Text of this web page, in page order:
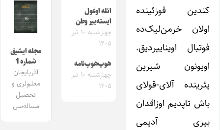
کندین قوزئینده
اولان خرمن‌لیک‌ده
فوتبال اویناییردیق.
اویونون شیرین
یئرینده آلای-قولای
باش تاپدیم اوزاقدان
بیری آدیمی
ائله اوغول
ایسته‌ییر وطن
چهارشنبه ۱۰ تیر
۱۴۰۵
هوپ‌هوپ‌نامه
چهارشنبه ۱۰ تیر
۱۴۰۵
مجله ایشیق
شماره 1
آذربایجان
معلم‌لری و
تحصیل
مساله‌سی